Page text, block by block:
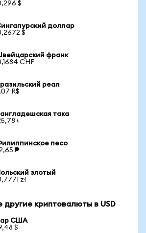
$
доллар
$
франк
CHF
реал
R$
така
৳
песо
₱
злотый
zł
другие криптовалюты в USD
США
$